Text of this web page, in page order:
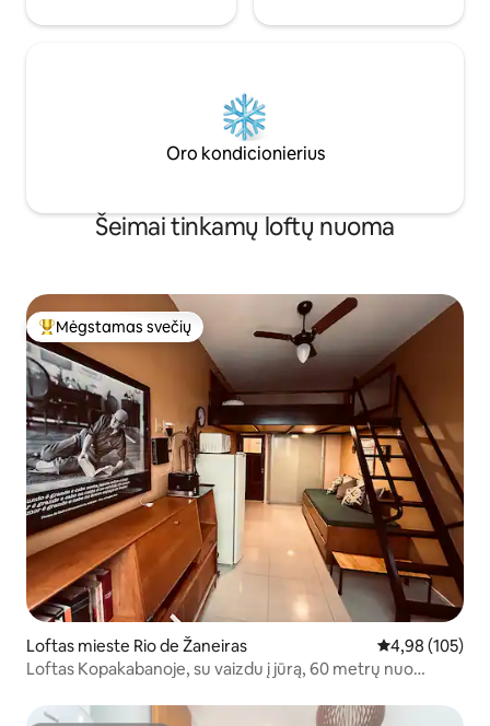
Oro kondicionierius
Šeimai tinkamų loftų nuoma
Svečių mėgstamiausias
Mėgstamas svečių
Loftas mieste Rio de Žaneiras Vidutinis
4,98 (105)
Loftas Kopakabanoje, su vaizdu į jūrą, 60 metrų nuo